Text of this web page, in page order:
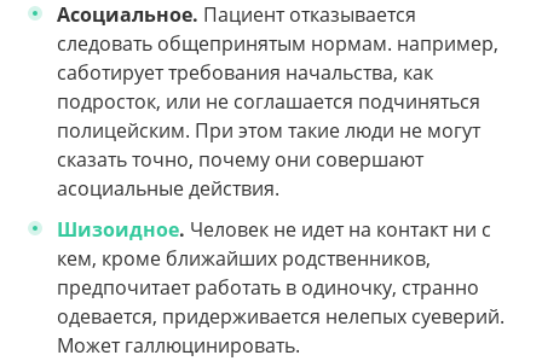
Асоциальное. Пациент отказывается
следовать общепринятым нормам. например,
саботирует требования начальства, как
подросток, или не соглашается подчиняться
полицейским. При этом такие люди не могут
сказать точно, почему они совершают
асоциальные действия.
Шизоидное. Человек не идет на контакт ни с
кем, кроме ближайших родственников,
предпочитает работать в одиночку, странно
одевается, придерживается нелепых суеверий.
Может галлюцинировать.